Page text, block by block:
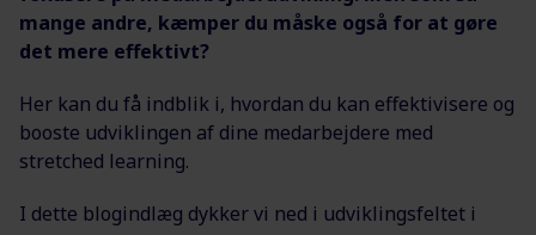
mange andre, kæmper du måske også for at gøre
det mere effektivt?
Her kan du få indblik i, hvordan du kan effektivisere og
booste udviklingen af dine medarbejdere med
stretched learning.
I dette blogindlæg dykker vi ned i udviklingsfeltet i